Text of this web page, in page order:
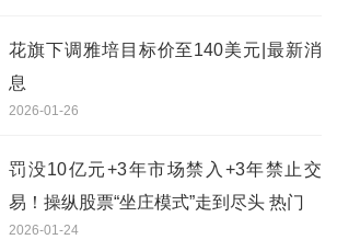
花旗下调雅培目标价至140美元|最新消
息
2026-01-26
罚没10亿元+3年市场禁入+3年禁止交
易！操纵股票“坐庄模式”走到尽头 热门
2026-01-24